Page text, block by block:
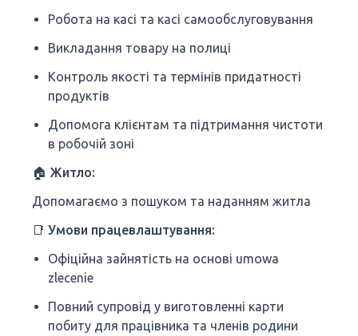
Робота на касі та касі самообслуговування
Викладання товару на полиці
Контроль якості та термінів придатності
продуктів
Допомога клієнтам та підтримання чистоти
в робочій зоні
🏠 Житло:
Допомагаємо з пошуком та наданням житла
📑 Умови працевлаштування:
Офіційна зайнятість на основі umowa
zlecenie
Повний супровід у виготовленні карти
побиту для працівника та членів родини